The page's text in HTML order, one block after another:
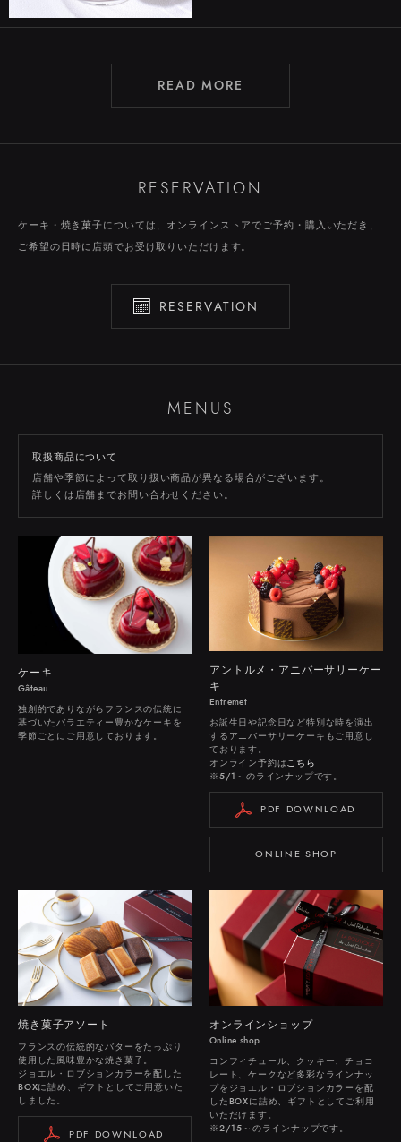
READ MORE
RESERVATION
ケーキ・焼き菓子については、オンラインストアでご予約・購入いただき、
ご希望の日時に店頭でお受け取りいただけます。
RESERVATION
MENUS
取扱商品について
店舗や季節によって取り扱い商品が異なる場合がございます。
詳しくは店舗までお問い合わせください。
ケーキ
Gâteau
独創的でありながらフランスの伝統に
基づいたバラエティー豊かなケーキを
季節ごとにご用意しております。
アントルメ・アニバーサリーケー
キ
Entremet
お誕生日や記念日など特別な時を演出
するアニバーサリーケーキもご用意し
ております。
オンライン予約はこちら
※5/1～のラインナップです。
PDF DOWNLOAD
ONLINE SHOP
焼き菓子アソート
フランスの伝統的なバターをたっぷり
使用した風味豊かな焼き菓子。
ジョエル・ロブションカラーを配した
BOXに詰め、ギフトとしてご用意いた
しました。
PDF DOWNLOAD
オンラインショップ
Online shop
コンフィチュール、クッキー、チョコ
レート、ケークなど多彩なラインナッ
プをジョエル・ロブションカラーを配
したBOXに詰め、ギフトとしてご利用
いただけます。
※2/15～のラインナップです。